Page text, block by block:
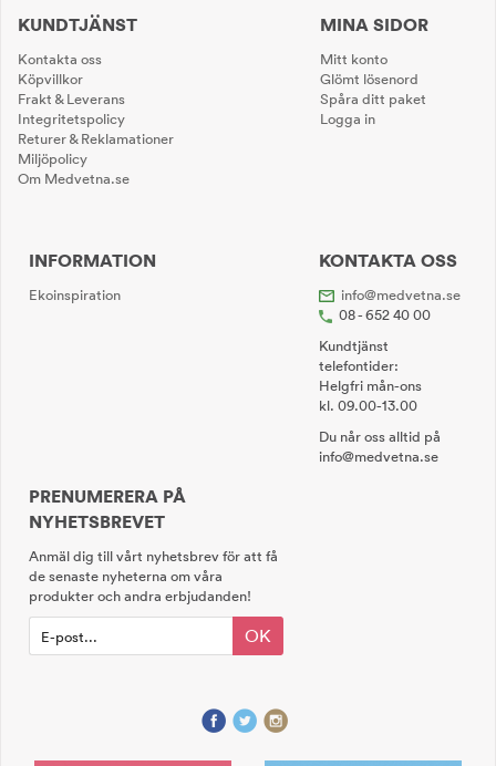
KUNDTJÄNST
Kontakta oss
Köpvillkor
Frakt & Leverans
Integritetspolicy
Returer & Reklamationer
Miljöpolicy
Om Medvetna.se
MINA SIDOR
Mitt konto
Glömt lösenord
Spåra ditt paket
Logga in
INFORMATION
Ekoinspiration
KONTAKTA OSS
info@medvetna.se
08 - 652 40 00
Kundtjänst
telefontider:
Helgfri mån-ons
kl. 09.00-13.00
Du når oss alltid på
info@medvetna.se
PRENUMERERA PÅ
NYHETSBREVET
Anmäl dig till vårt nyhetsbrev för att få
de senaste nyheterna om våra
produkter och andra erbjudanden!
OK